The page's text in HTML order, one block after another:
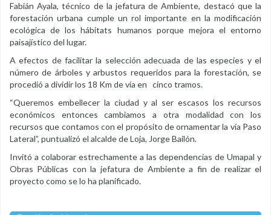
Fabián Ayala, técnico de la jefatura de Ambiente, destacó que la
forestación urbana cumple un rol importante en la modificación
ecológica de los hábitats humanos porque mejora el entorno
paisajístico del lugar.
A efectos de facilitar la selección adecuada de las especies y el
número de árboles y arbustos requeridos para la forestación, se
procedió a dividir los 18 Km de vía en cinco tramos.
“Queremos embellecer la ciudad y al ser escasos los recursos
económicos entonces cambiamos a otra modalidad con los
recursos que contamos con el propósito de ornamentar la vía Paso
Lateral”, puntualizó el alcalde de Loja, Jorge Bailón.
Invitó a colaborar estrechamente a las dependencias de Umapal y
Obras Públicas con la jefatura de Ambiente a fin de realizar el
proyecto como se lo ha planificado.